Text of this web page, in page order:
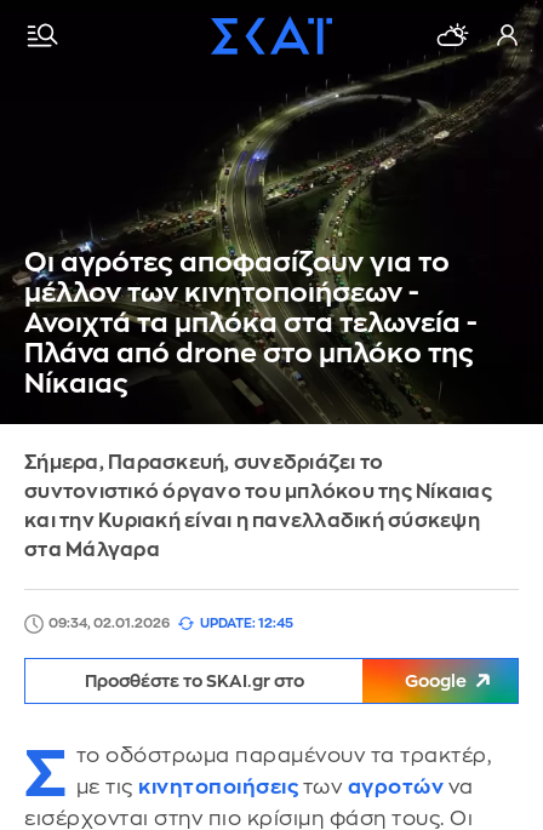
Οι αγρότες αποφασίζουν για το
μέλλον των κινητοποιήσεων -
Ανοιχτά τα μπλόκα στα τελωνεία -
Πλάνα από drone στο μπλόκο της
Νίκαιας
Σήμερα, Παρασκευή, συνεδριάζει το
συντονιστικό όργανο του μπλόκου της Νίκαιας
και την Κυριακή είναι η πανελλαδική σύσκεψη
στα Μάλγαρα
09:34, 02.01.2026 UPDATE: 12:45
Προσθέστε το SKAI.gr στο Google
Σ το οδόστρωμα παραμένουν τα τρακτέρ,
με τις κινητοποιήσεις των αγροτών να
εισέρχονται στην πιο κρίσιμη φάση τους. Οι